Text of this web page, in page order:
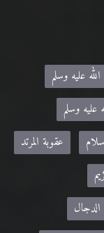
عليه وسلم
عليه وسلم
الجنة والجحيم